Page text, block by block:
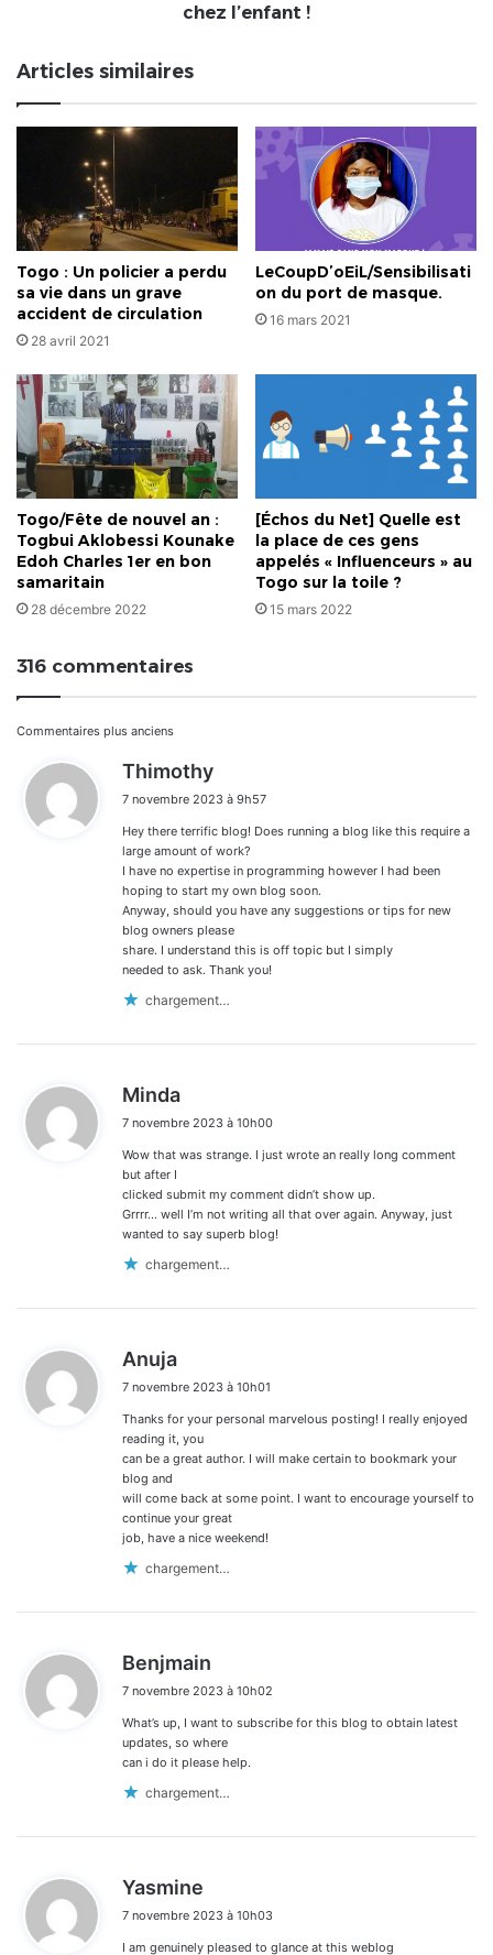
cancer
chez
chez l’enfant !
Articles similaires
Togo : Un policier a perdu
sa vie dans un grave
accident de circulation
28 avril 2021
LeCoupD’oEiL/Sensibilisati
on du port de masque.
16 mars 2021
Togo/Fête de nouvel an :
Togbui Aklobessi Kounake
Edoh Charles 1er en bon
samaritain
28 décembre 2022
[Échos du Net] Quelle est
la place de ces gens
appelés « Influenceurs » au
Togo sur la toile ?
15 mars 2022
316 commentaires
Navigation
dans
les
commentaires
Commentaires plus anciens
Thimothy
t
:
7 novembre 2023 à 9h57
Hey there terrific blog! Does running a blog like this require a
large amount of work?
I have no expertise in programming however I had been
hoping to start my own blog soon.
Anyway, should you have any suggestions or tips for new
blog owners please
share. I understand this is off topic but I simply
needed to ask. Thank you!
chargement…
Minda
t
7 novembre 2023 à 10h00
Wow that was strange. I just wrote an really long comment
but after I
clicked submit my comment didn’t show up.
Grrrr… well I’m not writing all that over again. Anyway, just
wanted to say superb blog!
chargement…
Anuja
t
7 novembre 2023 à 10h01
Thanks for your personal marvelous posting! I really enjoyed
reading it, you
can be a great author. I will make certain to bookmark your
blog and
will come back at some point. I want to encourage yourself to
continue your great
job, have a nice weekend!
chargement…
Benjmain
t
:
7 novembre 2023 à 10h02
What’s up, I want to subscribe for this blog to obtain latest
updates, so where
can i do it please help.
chargement…
Yasmine
t
7 novembre 2023 à 10h03
I am genuinely pleased to glance at this weblog